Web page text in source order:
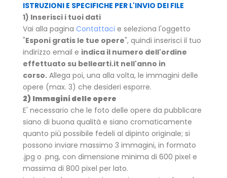
ISTRUZIONI E SPECIFICHE PER L'INVIO DEI FILE
1) Inserisci i tuoi dati
Vai alla pagina Contattaci e seleziona l'oggetto
"Esponi gratis le tue opere", quindi inserisci il tuo
indirizzo email e indica il numero dell'ordine
effettuato su bellearti.it nell'anno in
corso. Allega poi, una alla volta, le immagini delle
opere (max. 3) che desideri esporre.
2) Immagini delle opere
E' necessario che le foto delle opere da pubblicare
siano di buona qualità e siano cromaticamente
quanto più possibile fedeli al dipinto originale; si
possono inviare massimo 3 immagini, in formato
.jpg o .png, con dimensione minima di 600 pixel e
massima di 800 pixel per lato.